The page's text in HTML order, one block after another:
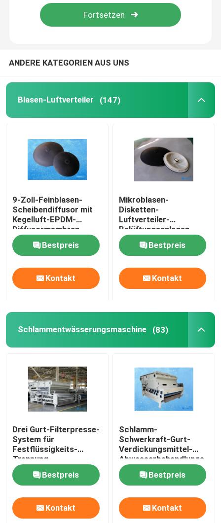
Über uns
Fabrik-Ausflug
Nachrichten
Fordern Sie ein Zitat
Blasen-Luftverteiler
Schlammentwässerungsmaschine
Festflüssigkeitstrennzeichen
Wasserbehandlungs-Füller
Membran-Bioreaktor
Druck-Membran
Statischer Mischer
ANDERE KATEGORIEN AUS UNS
Blasen-Luftverteiler (147)
9-Zoll-Feinblasen-
Scheibendiffusor mit
Kegelluft-EPDM-
Diffusormembran
Bestpreis
Kontakt
Mikroblasen-
Disketten-
Luftverteiler-
Belüftungsanlagen-
Diskette
Bestpreis
Kontakt
Schlammentwässerungsmaschine (83)
Drei Gurt-Filterpresse-
System für
Festflüssigkeits-
Trennung
Bestpreis
Kontakt
Schlamm-
Schwerkraft-Gurt-
Verdickungsmittel-
Abwasserbehandlungs-
Entwässerung
Bestpreis
Kontakt